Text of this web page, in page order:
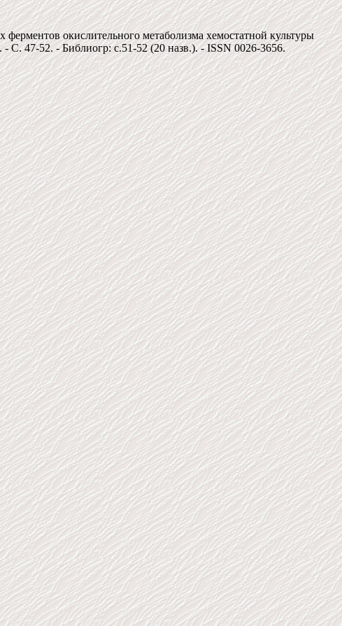
окислительного метаболизма хемостатной культуры
С. 47-52. - Библиогр: c.51-52 (20 назв.). - ISSN 0026-3656.